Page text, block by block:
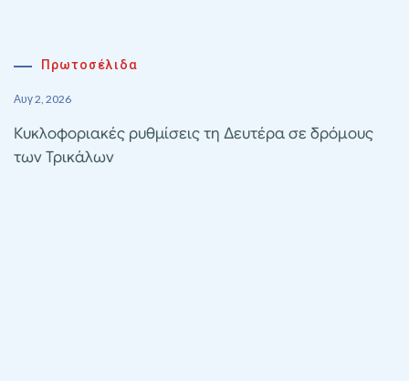
Πρωτοσέλιδα
Αυγ 2, 2026
Κυκλοφοριακές ρυθμίσεις τη Δευτέρα σε δρόμους
των Τρικάλων